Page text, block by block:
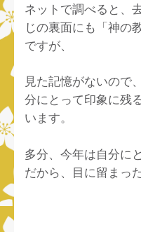
ネットで調べると、
じの裏面にも「神の
ですが、
見た記憶がないので
分にとって印象に残
います。
多分、今年は自分に
だから、目に留まっ